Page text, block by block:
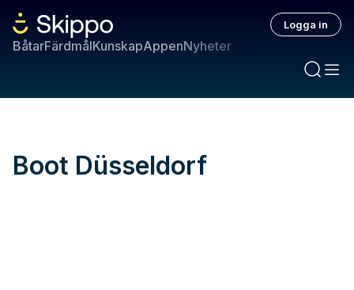
BåtarFärdmålKunskapAppenNyheter
Logga in
Boot Düsseldorf